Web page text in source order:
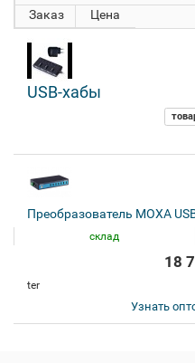
Заказ
Цена
USB-хабы
Преобразователь MOXA
склад
18
ter
Узнать